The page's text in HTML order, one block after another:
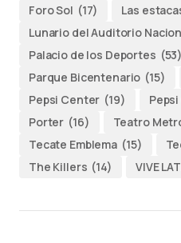
Foro Sol (17) Las
Lunario del Auditorio
Palacio de los Deportes (53)
Parque Bicentenario (15)
Pepsi Center (19)
Porter (16) Teatro
Tecate Emblema (15)
The Killers (14) VIVE